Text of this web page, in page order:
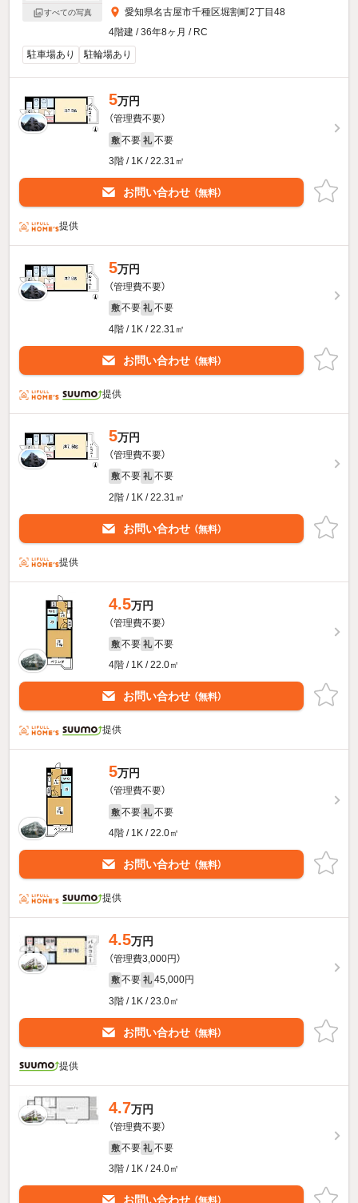
すべての写真
愛知県名古屋市千種区堀割町2丁目48
4階建 / 36年8ヶ月 / RC
駐車場あり
駐輪場あり
5万円
（管理費不要）
敷 不要 礼 不要
3階 / 1K / 22.31㎡
お問い合わせ （無料）
提供
5万円
（管理費不要）
敷 不要 礼 不要
4階 / 1K / 22.31㎡
お問い合わせ （無料）
提供
5万円
（管理費不要）
敷 不要 礼 不要
2階 / 1K / 22.31㎡
お問い合わせ （無料）
提供
4.5万円
（管理費不要）
敷 不要 礼 不要
4階 / 1K / 22.0㎡
お問い合わせ （無料）
提供
5万円
（管理費不要）
敷 不要 礼 不要
4階 / 1K / 22.0㎡
お問い合わせ （無料）
提供
4.5万円
（管理費3,000円）
敷 不要 礼 45,000円
3階 / 1K / 23.0㎡
お問い合わせ （無料）
提供
4.7万円
（管理費不要）
敷 不要 礼 不要
3階 / 1K / 24.0㎡
お問い合わせ